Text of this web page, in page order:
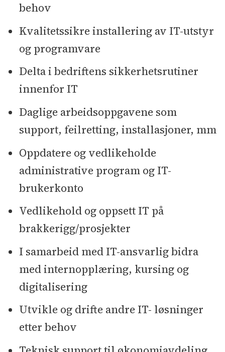
behov
Kvalitetssikre installering av IT-utstyr
og programvare
Delta i bedriftens sikkerhetsrutiner
innenfor IT
Daglige arbeidsoppgavene som
support, feilretting, installasjoner, mm
Oppdatere og vedlikeholde
administrative program og IT-
brukerkonto
Vedlikehold og oppsett IT på
brakkerigg/prosjekter
I samarbeid med IT-ansvarlig bidra
med internopplæring, kursing og
digitalisering
Utvikle og drifte andre IT- løsninger
etter behov